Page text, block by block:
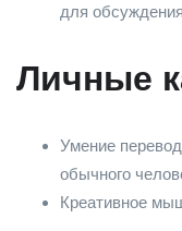
для
Личные
Умение
обычного
Креативное